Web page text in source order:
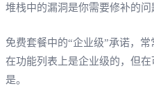
堆栈中的漏洞是你需要修补的问
免费套餐中的“企业级”承诺，
在功能列表上是企业级的，但
是。